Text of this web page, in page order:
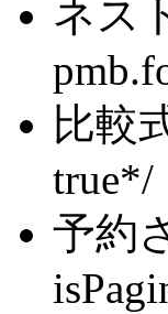
ネス
比較
true*/
予約